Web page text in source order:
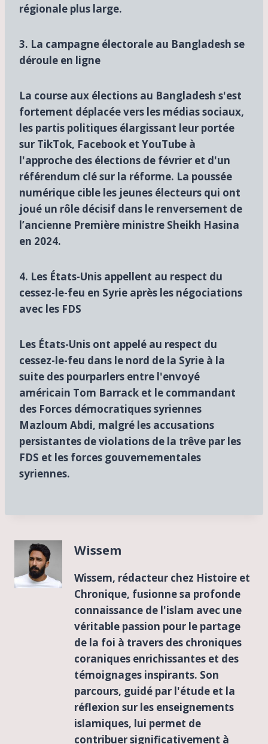
régionale plus large.
3. La campagne électorale au Bangladesh se
déroule en ligne
La course aux élections au Bangladesh s'est
fortement déplacée vers les médias sociaux,
les partis politiques élargissant leur portée
sur TikTok, Facebook et YouTube à
l'approche des élections de février et d'un
référendum clé sur la réforme. La poussée
numérique cible les jeunes électeurs qui ont
joué un rôle décisif dans le renversement de
l’ancienne Première ministre Sheikh Hasina
en 2024.
4. Les États-Unis appellent au respect du
cessez-le-feu en Syrie après les négociations
avec les FDS
Les États-Unis ont appelé au respect du
cessez-le-feu dans le nord de la Syrie à la
suite des pourparlers entre l'envoyé
américain Tom Barrack et le commandant
des Forces démocratiques syriennes
Mazloum Abdi, malgré les accusations
persistantes de violations de la trêve par les
FDS et les forces gouvernementales
syriennes.
Wissem
Wissem, rédacteur chez Histoire et
Chronique, fusionne sa profonde
connaissance de l'islam avec une
véritable passion pour le partage
de la foi à travers des chroniques
coraniques enrichissantes et des
témoignages inspirants. Son
parcours, guidé par l'étude et la
réflexion sur les enseignements
islamiques, lui permet de
contribuer significativement à